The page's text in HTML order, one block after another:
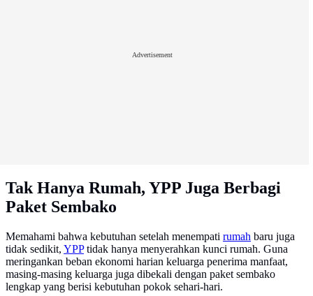
Advertisement
Tak Hanya Rumah, YPP Juga Berbagi
Paket Sembako
Memahami bahwa kebutuhan setelah menempati rumah baru juga
tidak sedikit, YPPtidak hanya menyerahkan kunci rumah. Guna
meringankan beban ekonomi harian keluarga penerima manfaat,
masing-masing keluarga juga dibekali dengan paket sembako
lengkap yang berisi kebutuhan pokok sehari-hari.